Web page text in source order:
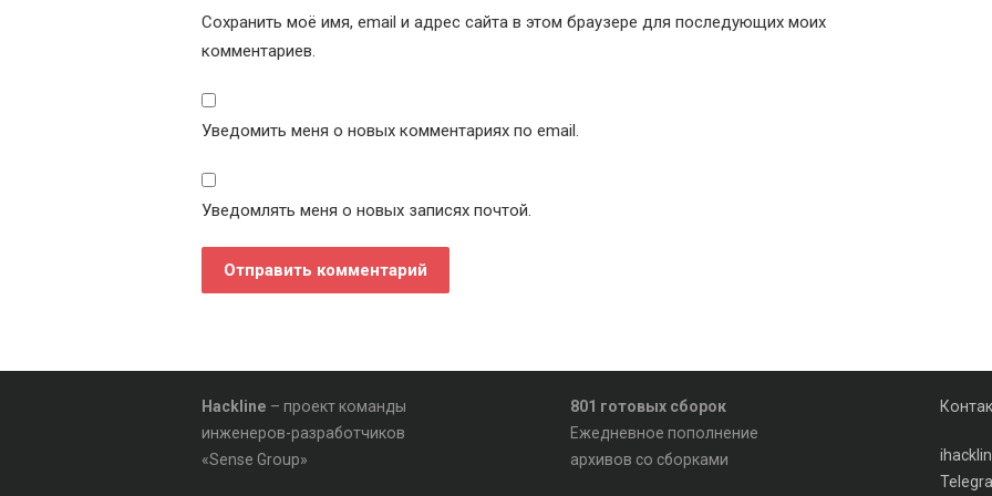
Сохранить моё имя, email и адрес сайта в этом браузере для последующих моих
комментариев.
Уведомить меня о новых комментариях по email.
Уведомлять меня о новых записях почтой.
Hackline – проект команды
инженеров-разработчиков
«Sense Group»
801 готовых сборок
Ежедневное пополнение
архивов со сборками